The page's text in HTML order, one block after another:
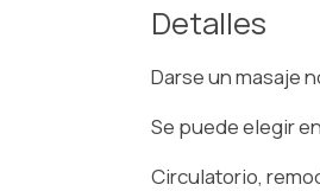
Detalles
Darse un masaje
Se puede elegir
Circulatorio,